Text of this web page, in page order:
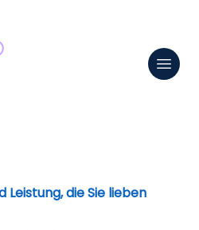
Leistung, die Sie lieben